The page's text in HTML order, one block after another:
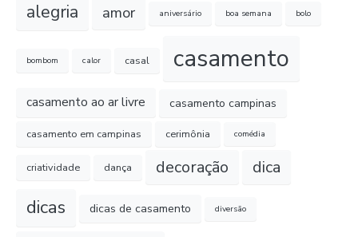
alegria amor aniversário boa semana bolo
bombom calor casal casamento
casamento ao ar livre casamento campinas
casamento em campinas cerimônia comédia
criatividade dança decoração dica
dicas dicas de casamento diversão